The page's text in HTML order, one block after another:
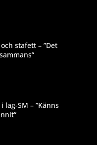
stafett – ”Det
SM – ”Känns